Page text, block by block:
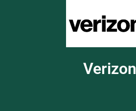
Verizon